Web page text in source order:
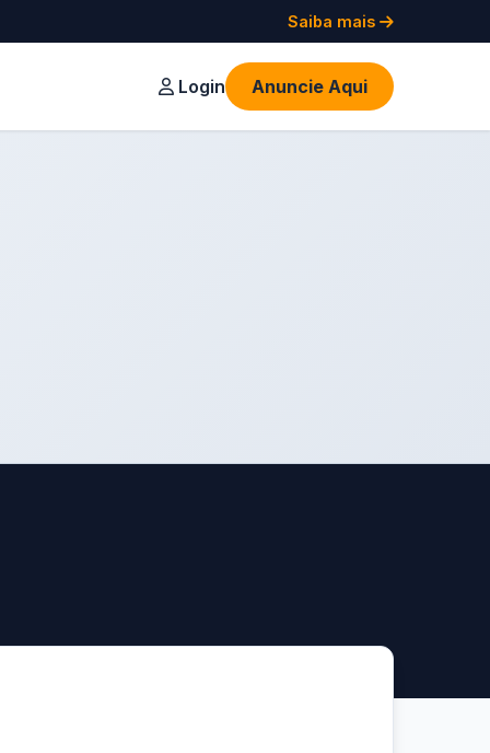
Saiba mais
Login Anuncie Aqui